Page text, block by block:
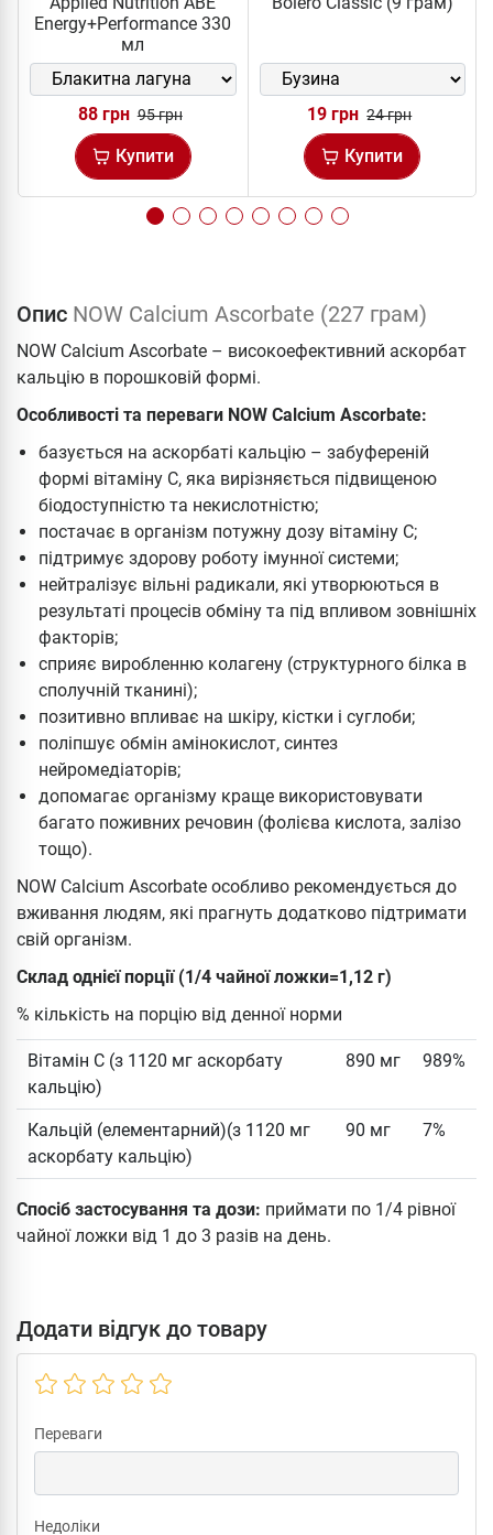
Energy+Performance 330
мл
88 грн 95 грн
Купити
19 грн 24 грн
Купити
Опис NOW Calcium Ascorbate (227 грам)
NOW Calcium Ascorbate – високоефективний аскорбат
кальцію в порошковій формі.
Особливості та переваги NOW Calcium Ascorbate:
базується на аскорбаті кальцію – забуференій
формі вітаміну С, яка вирізняється підвищеною
біодоступністю та некислотністю;
постачає в організм потужну дозу вітаміну С;
підтримує здорову роботу імунної системи;
нейтралізує вільні радикали, які утворюються в
результаті процесів обміну та під впливом зовнішніх
факторів;
сприяє виробленню колагену (структурного білка в
сполучній тканині);
позитивно впливає на шкіру, кістки і суглоби;
поліпшує обмін амінокислот, синтез
нейромедіаторів;
допомагає організму краще використовувати
багато поживних речовин (фолієва кислота, залізо
тощо).
NOW Calcium Ascorbate особливо рекомендується до
вживання людям, які прагнуть додатково підтримати
свій організм.
Склад однієї порції (1/4 чайної ложки=1,12 г)
% кількість на порцію від денної норми
Вітамін C (з 1120 мг аскорбату
кальцію)
890 мг 989%
Кальцій (елементарний)(з 1120 мг
аскорбату кальцію)
90 мг 7%
Спосіб застосування та дози: приймати по 1/4 рівної
чайної ложки від 1 до 3 разів на день.
Додати відгук до товару
Переваги
Недоліки